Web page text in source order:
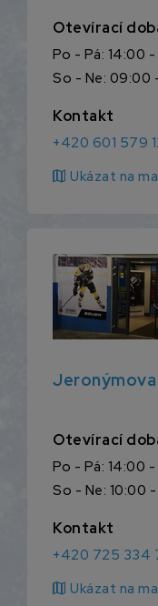
Otevírací
Po - Pá: 14:00
So - Ne: 09:00
Kontakt
+420 601 579
map Ukázat na
Otevírací
Po - Pá: 14:00 -
So - Ne: 10:00
Kontakt
+420 725 334
map Ukázat na